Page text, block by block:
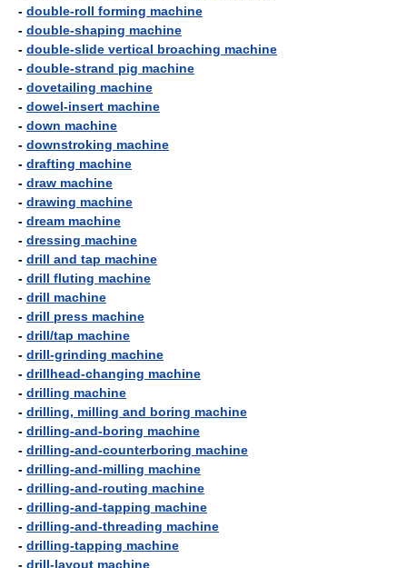
- double-roll forming machine
- double-shaping machine
- double-slide vertical broaching machine
- double-strand pig machine
- dovetailing machine
- dowel-insert machine
- down machine
- downstroking machine
- drafting machine
- draw machine
- drawing machine
- dream machine
- dressing machine
- drill and tap machine
- drill fluting machine
- drill machine
- drill press machine
- drill/tap machine
- drill-grinding machine
- drillhead-changing machine
- drilling machine
- drilling, milling and boring machine
- drilling-and-boring machine
- drilling-and-counterboring machine
- drilling-and-milling machine
- drilling-and-routing machine
- drilling-and-tapping machine
- drilling-and-threading machine
- drilling-tapping machine
- drill-layout machine